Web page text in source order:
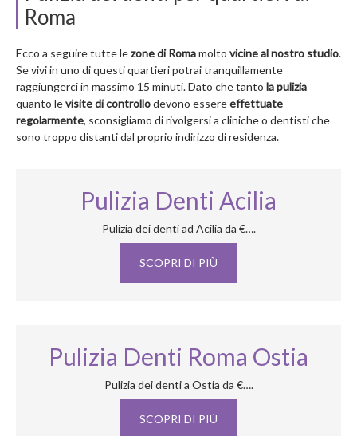
Roma
Ecco a seguire tutte lezone di Romamolto vicine al nostro studio.
Se vivi in uno di questi quartieri potrai tranquillamente
raggiungerci in massimo 15 minuti. Dato che tanto la pulizia
quanto levisite di controllodevono essereeffettuate
regolarmente, sconsigliamo di rivolgersi a cliniche o dentisti che
sono troppo distanti dal proprio indirizzo di residenza.
Pulizia Denti Acilia
Pulizia dei denti ad Acilia da €….
SCOPRI DI PIÙ
Pulizia Denti Roma Ostia
Pulizia dei denti a Ostia da €….
SCOPRI DI PIÙ